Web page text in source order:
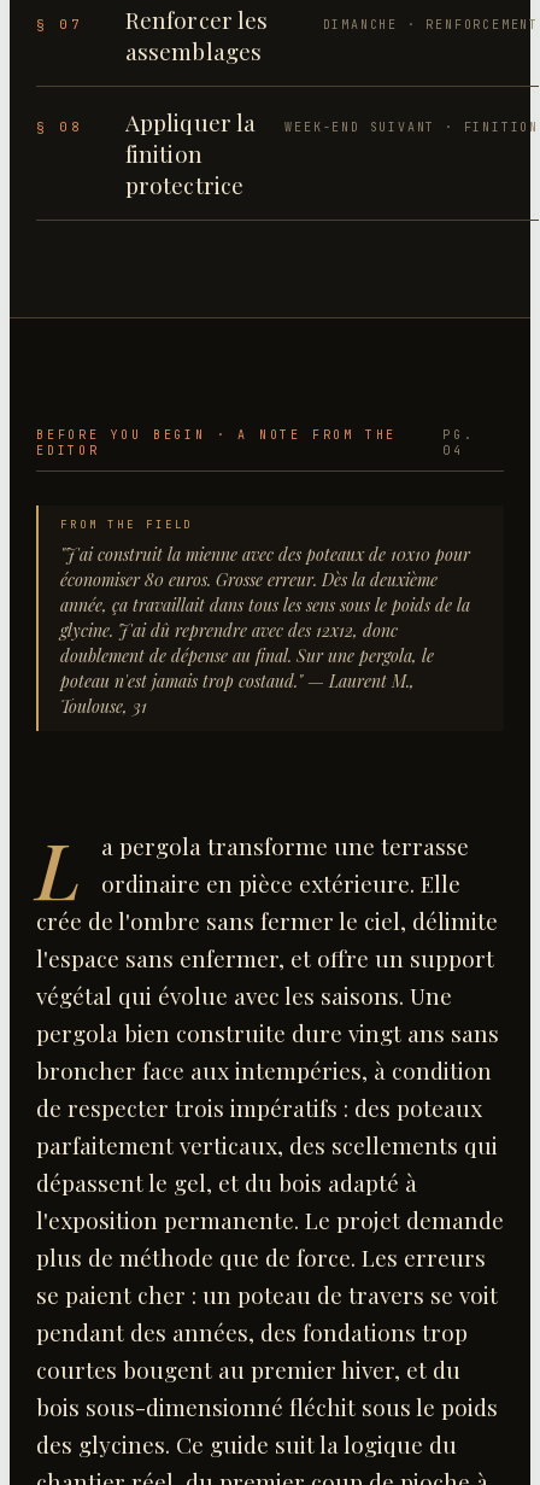
§ 07
Renforcer les
assemblages
DIMANCHE · RENFORCEMENT
§ 08
Appliquer la
finition
protectrice
WEEK-END SUIVANT · FINITION
BEFORE YOU BEGIN · A NOTE FROM THE
EDITOR
PG.
04
FROM THE FIELD
"J'ai construit la mienne avec des poteaux de 10x10 pour
économiser 80 euros. Grosse erreur. Dès la deuxième
année, ça travaillait dans tous les sens sous le poids de la
glycine. J'ai dû reprendre avec des 12x12, donc
doublement de dépense au final. Sur une pergola, le
poteau n'est jamais trop costaud."— Laurent M.,
Toulouse, 31
L
a pergola transforme une terrasse
ordinaire en pièce extérieure. Elle
crée de l'ombre sans fermer le ciel, délimite
l'espace sans enfermer, et offre un support
végétal qui évolue avec les saisons. Une
pergola bien construite dure vingt ans sans
broncher face aux intempéries, à condition
de respecter trois impératifs : des poteaux
parfaitement verticaux, des scellements qui
dépassent le gel, et du bois adapté à
l'exposition permanente. Le projet demande
plus de méthode que de force. Les erreurs
se paient cher : un poteau de travers se voit
pendant des années, des fondations trop
courtes bougent au premier hiver, et du
bois sous-dimensionné fléchit sous le poids
des glycines. Ce guide suit la logique du